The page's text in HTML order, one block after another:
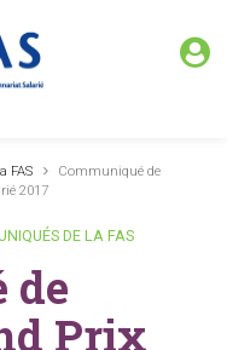
FAS
Communiqué de
2017
DE LA FAS
de
Prix